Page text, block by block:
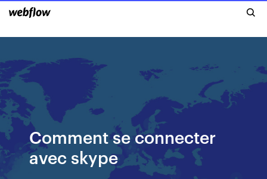
Comment se connecter
avec skype